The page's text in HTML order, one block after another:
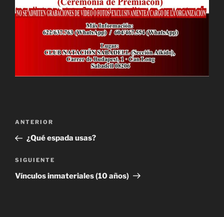
Navegación
entradas
Entrada
anterior:
ANTERIOR
¿Qué espada usas?
Siguiente
entrada
SIGUIENTE
Vínculos inmateriales (10 años)